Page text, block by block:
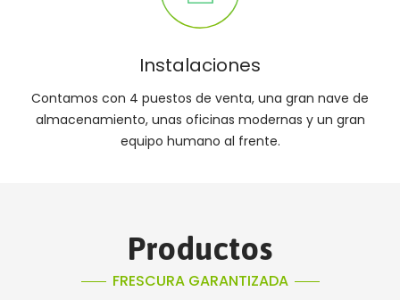
Instalaciones
Contamos con 4 puestos de venta, una gran nave de
almacenamiento, unas oficinas modernas y un gran
equipo humano al frente.
Productos
FRESCURA GARANTIZADA